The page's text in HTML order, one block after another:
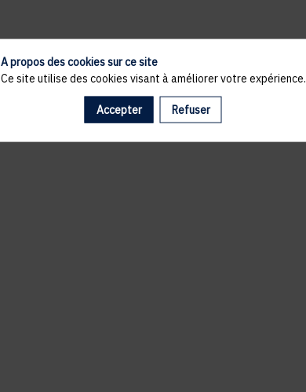
Il manque du contenu : rafraichissez votre navigateur
A propos des cookies sur ce site
Ce site utilise des cookies visant à améliorer votre expérience.
Accepter Refuser